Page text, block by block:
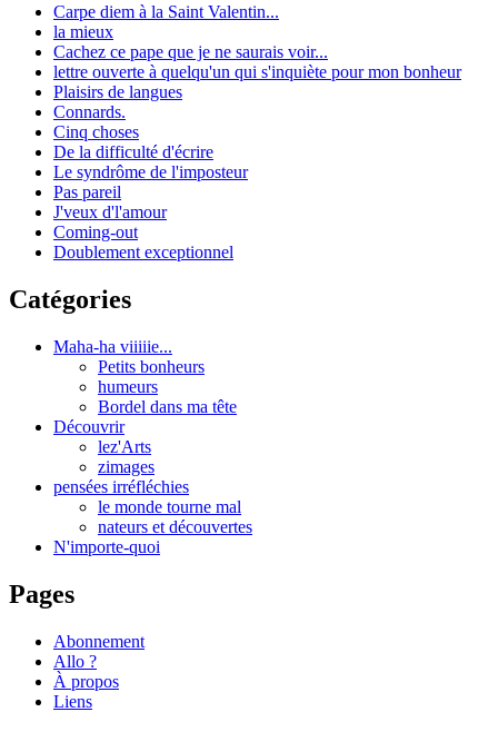
Carpe diem à la Saint Valentin...
la mieux
Cachez ce pape que je ne saurais voir...
lettre ouverte à quelqu'un qui s'inquiète pour mon bonheur
Plaisirs de langues
Connards.
Cinq choses
De la difficulté d'écrire
Le syndrôme de l'imposteur
Pas pareil
J'veux d'l'amour
Coming-out
Doublement exceptionnel
Catégories
Maha-ha viiiiie...
Petits bonheurs
humeurs
Bordel dans ma tête
Découvrir
lez'Arts
zimages
pensées irréfléchies
le monde tourne mal
nateurs et découvertes
N'importe-quoi
Pages
Abonnement
Allo ?
À propos
Liens